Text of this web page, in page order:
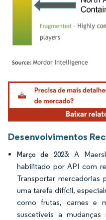
Imagem © Mordor Intelligence. O
Desenvolvimentos
Março de 2023:A
habilitado por API com
Transportar
uma tarefa difícil,
como frutas, carnes e
suscetíveis a